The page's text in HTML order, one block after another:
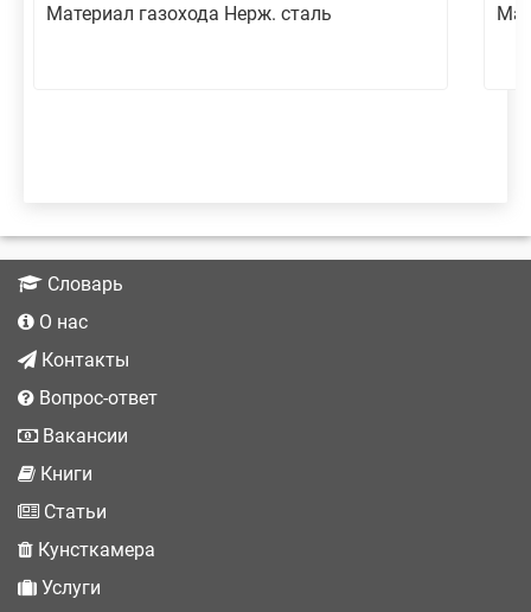
Материал газохода Нерж. сталь
Словарь
О нас
Контакты
Вопрос-ответ
Вакансии
Книги
Статьи
Кунсткамера
Услуги